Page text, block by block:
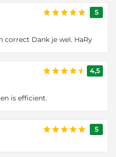
5
correct Dank je wel. HaRy
4,5
is efficient.
5